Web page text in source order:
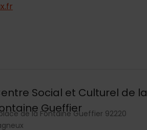
Social et Culturel de la
Gueffier
place de la Fontaine Gueffier 92220